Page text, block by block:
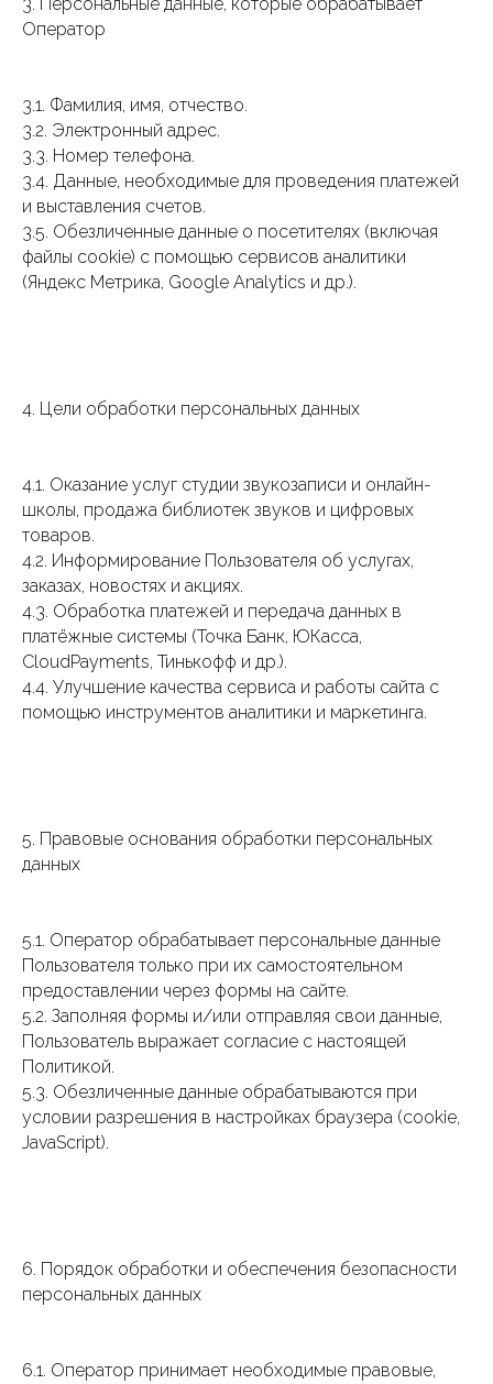
Оператор
3.1. Фамилия, имя, отчество.
3.2. Электронный адрес.
3.3. Номер телефона.
3.4. Данные, необходимые для проведения платежей
и выставления счетов.
3.5. Обезличенные данные о посетителях (включая
файлы cookie) с помощью сервисов аналитики
(Яндекс Метрика, Google Analytics и др.).
4. Цели обработки персональных данных
4.1. Оказание услуг студии звукозаписи и онлайн-
школы, продажа библиотек звуков и цифровых
товаров.
4.2. Информирование Пользователя об услугах,
заказах, новостях и акциях.
4.3. Обработка платежей и передача данных в
платёжные системы (Точка Банк, ЮКасса,
CloudPayments, Тинькофф и др.).
4.4. Улучшение качества сервиса и работы сайта с
помощью инструментов аналитики и маркетинга.
5. Правовые основания обработки персональных
данных
5.1. Оператор обрабатывает персональные данные
Пользователя только при их самостоятельном
предоставлении через формы на сайте.
5.2. Заполняя формы и/или отправляя свои данные,
Пользователь выражает согласие с настоящей
Политикой.
5.3. Обезличенные данные обрабатываются при
условии разрешения в настройках браузера (cookie,
JavaScript).
6. Порядок обработки и обеспечения безопасности
персональных данных
6.1. Оператор принимает необходимые правовые,